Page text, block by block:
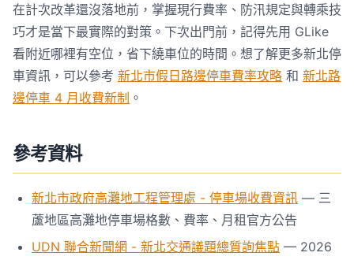
在計次改革還沒落地前，掌握現行費率、防汛規定與轉乘技
巧才是當下最實際的對策。下次出門前，記得先用 GLike
看附近哪裡有空位，省下繞車位的時間。想了解更多新北停
車資訊，可以參考 新北市假日路邊停車費率攻略 和 新北路
邊停車 4 月收費新制 。
參考資料
新北市政府高灘地工程管理處 - 停車場收費資訊 — 三
蘆地區高灘地停車場格數、費率、月租官方公告
UDN 聯合新聞網 - 新北交通議題總質詢焦點 — 2026